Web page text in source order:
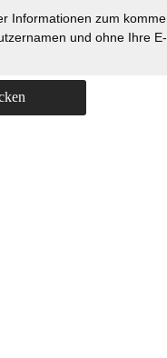
Informationen zum
und ohne Ihre